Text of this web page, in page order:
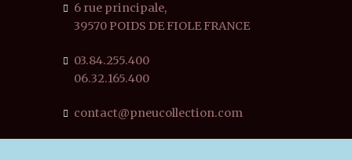
6 rue principale,
39570 POIDS DE FIOLE FRANCE
03.84.255.400
06.32.165.400
contact@pneucollection.com